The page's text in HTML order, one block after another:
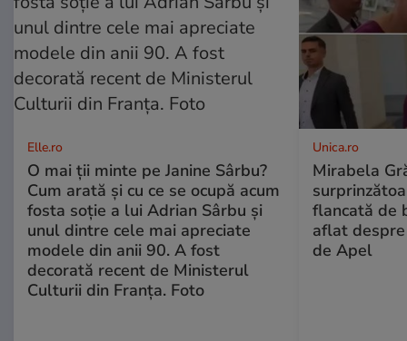
Elle.ro
O mai ții minte pe Janine Sârbu?
Cum arată și cu ce se ocupă acum
fosta soție a lui Adrian Sârbu și
unul dintre cele mai apreciate
modele din anii 90. A fost
decorată recent de Ministerul
Culturii din Franța. Foto
Unica.ro
Mirabela
flancată de
aflat
de Apel